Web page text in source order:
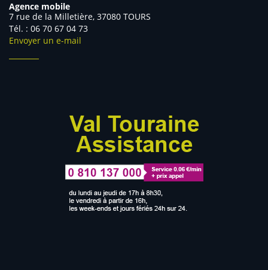
Agence mobile
7 rue de la Milletière, 37080 TOURS
Tél. : 06 70 67 04 73
Envoyer un e-mail